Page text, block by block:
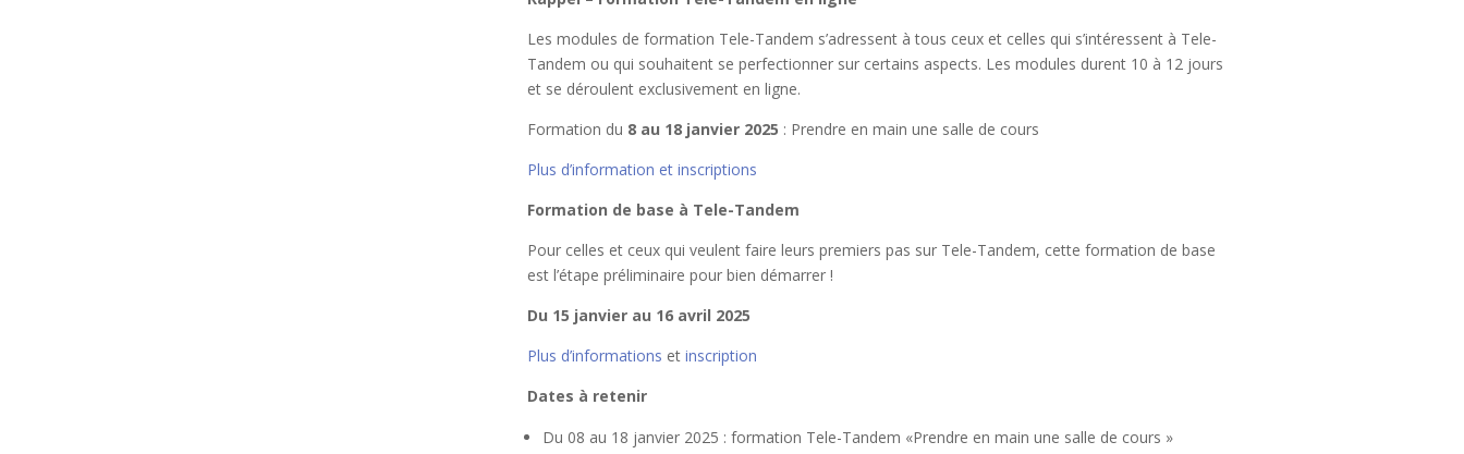
Les modules de formation Tele-Tandem s’adressent à tous ceux et celles qui s’intéressent à Tele-
Tandem ou qui souhaitent se perfectionner sur certains aspects. Les modules durent 10 à 12 jours
et se déroulent exclusivement en ligne.
Formation du 8 au 18 janvier 2025 : Prendre en main une salle de cours
Plus d’information et inscriptions
Formation de base à Tele-Tandem
Pour celles et ceux qui veulent faire leurs premiers pas sur Tele-Tandem, cette formation de base
est l’étape préliminaire pour bien démarrer !
Du 15 janvier au 16 avril 2025
Plus d’informations et inscription
Dates à retenir
Du 08 au 18 janvier 2025 : formation Tele-Tandem «Prendre en main une salle de cours »